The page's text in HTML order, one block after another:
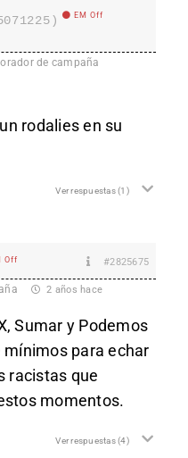
EM Off
de campaña
rodalies en su
Ver respuestas(1)
Off #2825675
2 años hace
Sumar y Podemos
mínimos para echar
racistas que
momentos.
Ver respuestas(4)